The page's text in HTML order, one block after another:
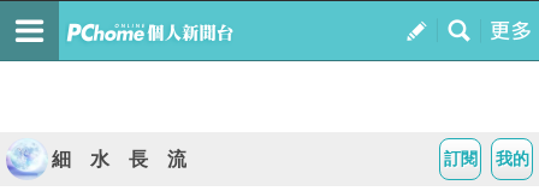
我的
訂閱
細 水 長 流